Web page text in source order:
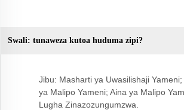
Swali: tunaweza kutoa huduma zipi?
Jibu: Masharti ya Uwasilishaji Yameni;
ya Malipo Yameni; Aina ya Malipo
Lugha Zinazozungumzwa.